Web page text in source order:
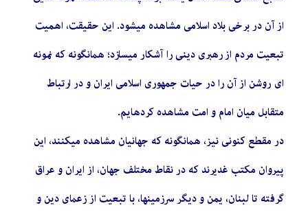
از آن در برخی بلاد اسلامی مشاهده میشود. این حقیقت، اهمیت
تبعیت مردم از رهبری دینی را آشکار میسازد؛ همانگونه که نمونه
ای روشن از آن را در حیات جمهوری اسلامی ایران و در ارتباط
متقابل میان امام و امت مشاهده کردهایم.
در مقطع کنونی نیز، همانگونه که جهانیان مشاهده میکنند، این
پیروان مکتب غدیرند که در نقاط مختلف جهان، از ایران و عراق
گرفته تا لبنان، یمن و دیگر سرزمینها، با تبعیت از زعمای دین و